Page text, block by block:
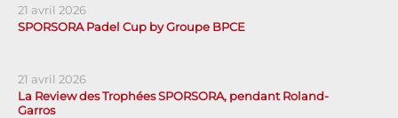
21 avril 2026
SPORSORA Padel Cup by Groupe BPCE
21 avril 2026
La Review des Trophées SPORSORA, pendant Roland-
Garros